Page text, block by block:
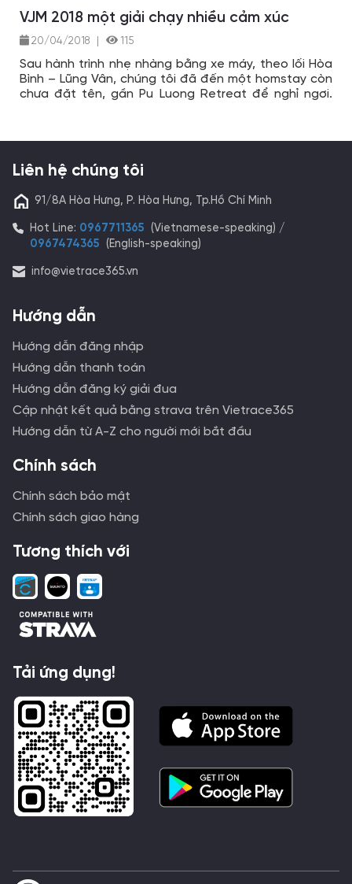
quảng bá hình ảnh, nét đẹp tinh thần Việt tới tất cả
mọi nơi trên thế giới.
VJM 2018 một giải chạy nhiều cảm xúc
20/04/2018 115
Sau hành trình nhẹ nhàng bằng xe máy, theo lối Hòa
Bình – Lũng Vân, chúng tôi đã đến một homstay còn
chưa đặt tên, gần Pu Luong Retreat để nghỉ ngơi.
dạo ngó nghiêng quanh bản, tôi thấy những thửa
những runner nam nữ, già trẻ nhấp nhô, lúc ẩn lúc hiện
Liên hệ chúng tôi
91/8A Hòa Hưng, P. Hòa Hưng, Tp.Hồ Chí Minh
Hot Line: 0967711365 (Vietnamese-speaking) /
0967474365 (English-speaking)
info@vietrace365.vn
Hướng dẫn
Hướng dẫn đăng nhập
Hướng dẫn thanh toán
Hướng dẫn đăng ký giải đua
Cập nhật kết quả bằng strava trên Vietrace365
Hướng dẫn từ A-Z cho người mới bắt đầu
Chính sách
Chính sách bảo mật
Chính sách giao hàng
Tương thích với
Tải ứng dụng!